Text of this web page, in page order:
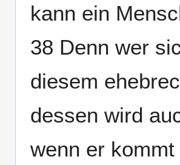
kann ein
38 Denn wer
diesem
dessen wird
wenn er